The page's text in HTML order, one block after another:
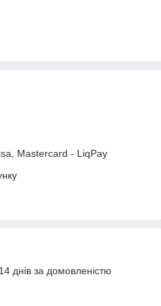
Mastercard - LiqPay
днів за домовленістю